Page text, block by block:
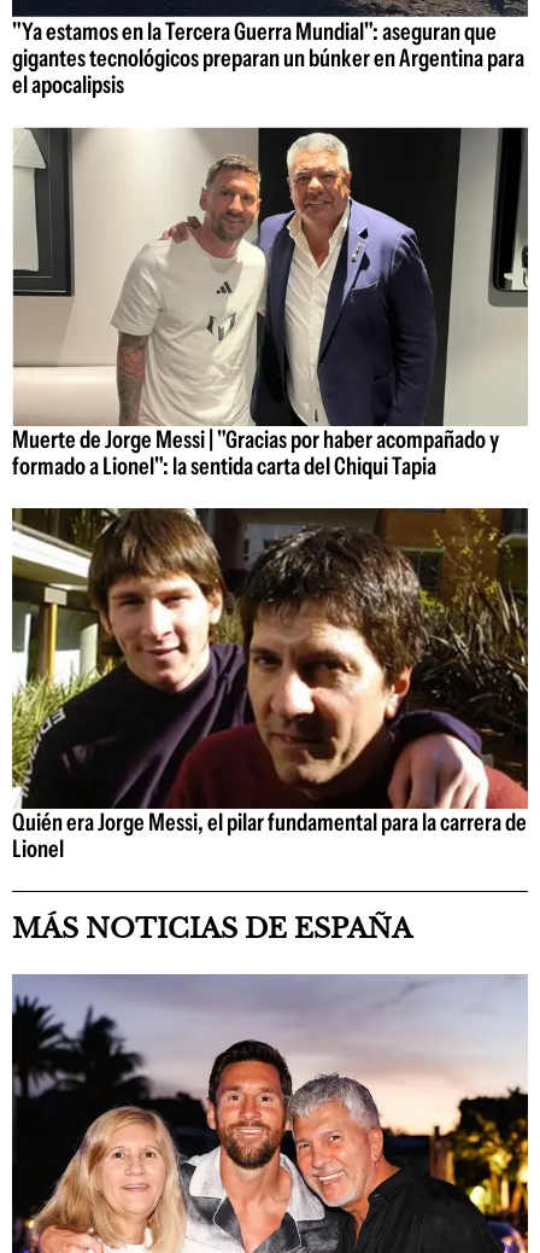
"Ya estamos en la Tercera Guerra Mundial": aseguran que
gigantes tecnológicos preparan un búnker en Argentina para
el apocalipsis
Muerte de Jorge Messi | "Gracias por haber acompañado y
formado a Lionel": la sentida carta del Chiqui Tapia
Quién era Jorge Messi, el pilar fundamental para la carrera de
Lionel
MÁS NOTICIAS DE ESPAÑA